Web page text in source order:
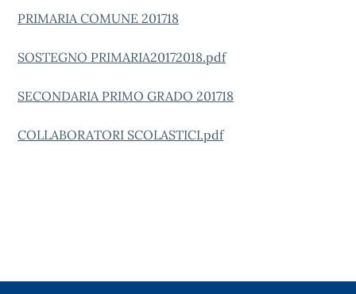
PRIMARIA COMUNE 201718
SOSTEGNO PRIMARIA20172018.pdf
SECONDARIA PRIMO GRADO 201718
COLLABORATORI SCOLASTICI.pdf